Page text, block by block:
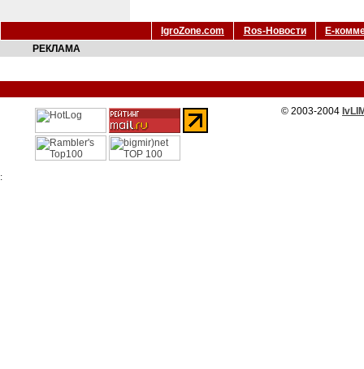
IgroZone.com Ros-Новости
Е-
РЕКЛАМА
© 2003-2004
: